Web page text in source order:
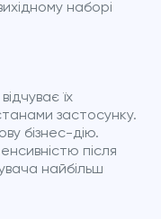
наборі
їх
застосунку.
бізнес-дію.
після
найбільш